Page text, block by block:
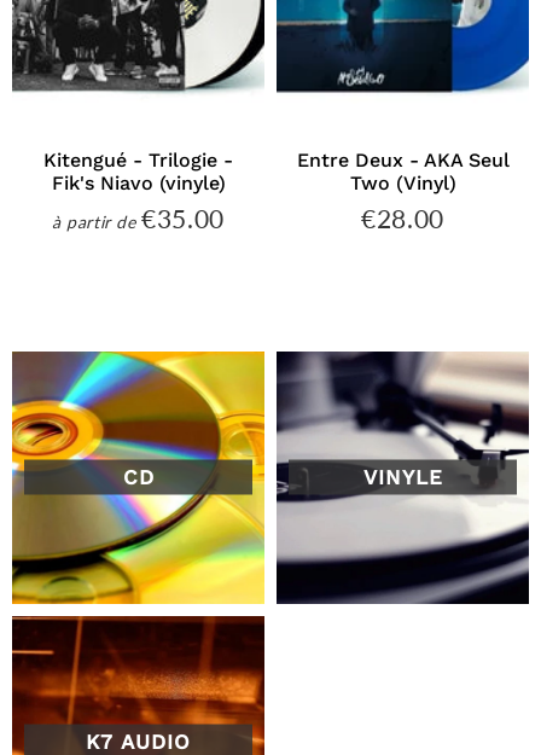
Kitengué - Trilogie -
Fik's Niavo (vinyle)
à partir dePrix
€35.00
Entre Deux - AKA Seul
Two (Vinyl)
Prix
€28.00
CD VINYLE
K7 AUDIO